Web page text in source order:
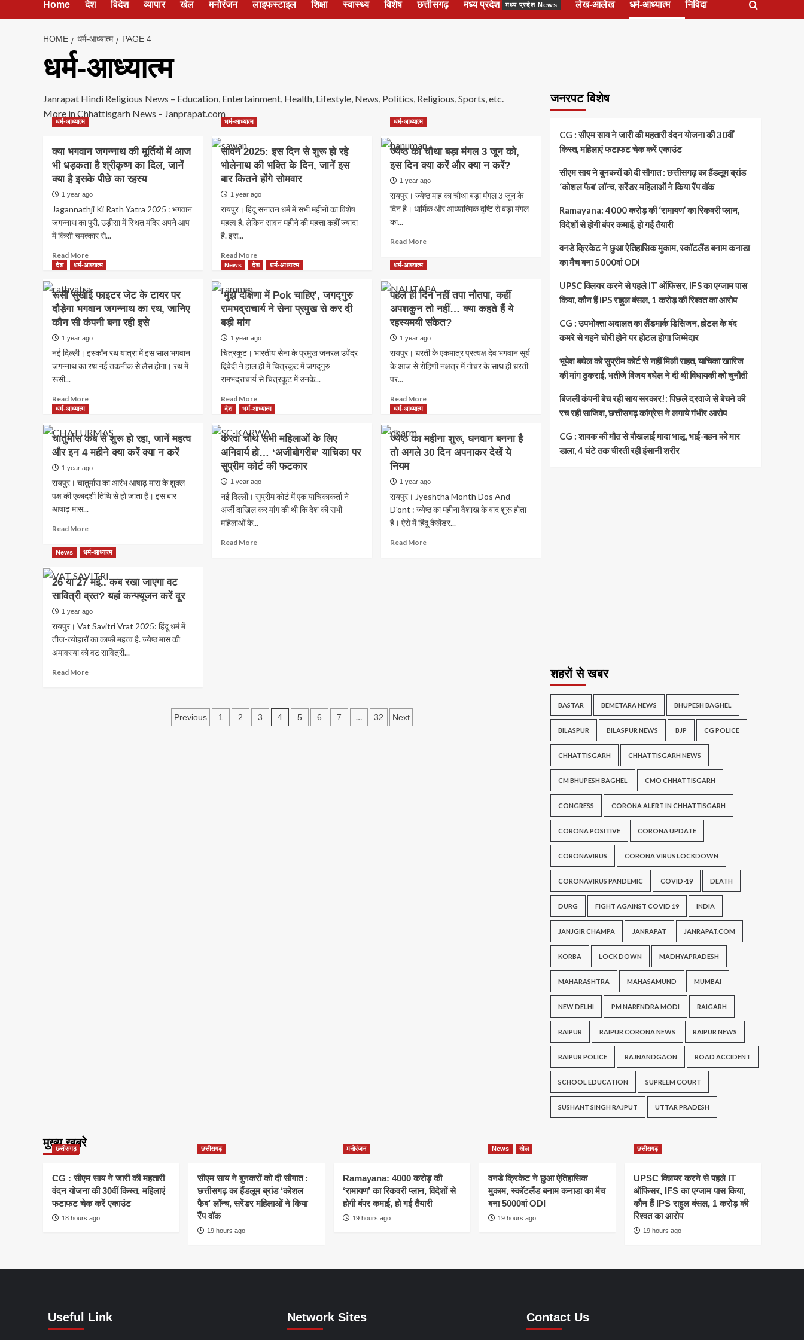
Home देश विदेश व्यापार खेल मनोरंजन लाइफस्टाइल शिक्षा स्वास्थ्य विशेष छत्तीसगढ़ मध्य प्रदेश मध्य प्रदेश News लेख-आलेख धर्म-आध्यात्म निविदा
HOME धर्म-आध्यात्म PAGE 4
धर्म-आध्यात्म
Janrapat Hindi Religious News – Education, Entertainment, Health, Lifestyle, News, Politics, Religious, Sports, etc.
More in Chhattisgarh News – Janprapat.com
धर्म-आध्यात्म
क्‍या भगवान जगन्‍नाथ की मूर्तियों में आज
भी धड़कता है श्रीकृष्‍ण का दिल, जानें
क्‍या है इसके पीछे का रहस्‍य
1 year ago
Jagannathji Ki Rath Yatra 2025 : भगवान
जगन्‍नाथ का पुरी, उड़ीसा में स्थित मंदिर अपने आप
में किसी चमत्‍कार से...
Read MoreRead
more
क्‍या
भगवान
जगन्‍नाथ
की
में
आज
भी
श्रीकृष्‍ण
का
जानें
क्‍या
इसके
पीछे
का
धर्म-आध्यात्म
सावन 2025: इस दिन से शुरू हो रहे
भोलेनाथ की भक्ति के दिन, जानें इस
बार कितने होंगे सोमवार
1 year ago
रायपुर। हिंदू सनातन धर्म में सभी महीनों का विशेष
महत्व है. लेकिन सावन महीने की महत्ता कहीं ज्यादा
है. इस...
Read MoreRead
more
सावन
2025:
इस
शुरू
हो
रहे
भोलेनाथ
भक्ति
के
जानें
इस
बार
कितने
होंगे
सोमवार
धर्म-आध्यात्म
ज्येष्ठ का चौथा बड़ा मंगल 3 जून को,
इस दिन क्या करें और क्या न करें?
1 year ago
रायपुर। ज्येष्ठ माह का चौथा बड़ा मंगल 3 जून के
दिन है। धार्मिक और आध्यात्मिक दृष्टि से बड़ा मंगल
का...
Read MoreRead
about
का
चौथा
बड़ा
मंगल
जून
को,
इस
करें
न
करें?
देश धर्म-आध्यात्म
रूसी सुखोई फाइटर जेट के टायर पर
दौड़ेगा भगवान जगन्नाथ का रथ, जानिए
कौन सी कंपनी बना रही इसे
1 year ago
नई दिल्ली। इस्कॉन रथ यात्रा में इस साल भगवान
जगन्नाथ का रथ नई तकनीक से लैस होगा। रथ में
रूसी...
Read MoreRead
रूसी
सुखोई
फाइटर
जेट
टायर
पर
दौड़ेगा
रथ,
कौन
सी
कंपनी
बना
रही
इसे
News देश धर्म-आध्यात्म
‘मुझे दक्षिणा में Pok चाहिए’, जगद्गुरु
रामभद्राचार्य ने सेना प्रमुख से कर दी
बड़ी मांग
1 year ago
चित्रकूट। भारतीय सेना के प्रमुख जनरल उपेंद्र
द्विवेदी ने हाल ही में चित्रकूट में जगद्गुरु
रामभद्राचार्य से चित्रकूट में उनके...
Read MoreRead
more
‘मुझे
दक्षिणा
में
Pok
जगद्गुरु
रामभद्राचार्य
ने
से
धर्म-आध्यात्म
पहले ही दिन नहीं तपा नौतपा, कहीं
अपशकुन तो नहीं… क्या कहते हैं ये
रहस्यमयी संकेत?
1 year ago
रायपुर। धरती के एकमात्र प्रत्यक्ष देव भगवान सूर्य
के आज से रोहिणी नक्षत्र में गोचर के साथ ही धरती
पर...
Read MoreRead
पहले
ही
दिन
नौतपा,
कहीं
अपशकुन
तो
क्या
धर्म-आध्यात्म
चातुर्मास कब से शुरू हो रहा, जानें महत्व
और इन 4 महीने क्या करें क्या न करें
1 year ago
रायपुर। चातुर्मास का आरंभ आषाढ़ मास के शुक्ल
पक्ष की एकादशी तिथि से हो जाता है। इस बार
आषाढ़ मास...
Read MoreRead
about
कब
से
शुरू
रहा,
जानें
महत्व
और
4
देश धर्म-आध्यात्म
करवा चौथ सभी महिलाओं के लिए
अनिवार्य हो… ‘अजीबोगरीब’ याचिका पर
सुप्रीम कोर्ट की फटकार
1 year ago
नई दिल्ली। सुप्रीम कोर्ट में एक याचिकाकर्ता ने
अर्जी दाखिल कर मांग की थी कि देश की सभी
महिलाओं के...
Read MoreRead
कोर्ट
की
धर्म-आध्यात्म
ज्येष्ठ का महीना शुरू, धनवान बनना है
तो अगले 30 दिन अपनाकर देखें ये
नियम
1 year ago
रायपुर। Jyeshtha Month Dos And
D'ont : ज्येष्ठ का महीना वैशाख के बाद शुरू होता
है। ऐसे में हिंदू कैलेंडर...
Read MoreRead
News धर्म-आध्यात्म
26 या 27 मई.. कब रखा जाएगा वट
सावित्री व्रत? यहां कन्फ्यूजन करें दूर
1 year ago
रायपुर। Vat Savitri Vrat 2025: हिंदू धर्म में
तीज-त्योहारों का काफी महत्व है. ज्येष्ठ मास की
अमावस्या को वट सावित्री...
Read MoreRead
Posts
Previous 1 2 3 4 5 6 7 … 32 Next
जनरपट विशेष
CG : सीएम साय ने जारी की महतारी वंदन योजना की 30वीं
किस्त, महिलाएं फटाफट चेक करें एकाउंट
सीएम साय ने बुनकरों को दी सौगात : छत्तीसगढ़ का हैंडलूम ब्रांड
‘कोशल फैब’ लॉन्च, सरेंडर महिलाओं ने किया रैंप वॉक
Ramayana: 4000 करोड़ की ‘रामायण’ का रिकवरी प्लान,
विदेशों से होगी बंपर कमाई, हो गई तैयारी
वनडे क्रिकेट ने छुआ ऐतिहासिक मुकाम, स्कॉटलैंड बनाम कनाडा
का मैच बना 5000वां ODI
UPSC क्लियर करने से पहले IT ऑफिसर, IFS का एग्जाम पास
किया, कौन हैं IPS राहुल बंसल, 1 करोड़ की रिश्वत का आरोप
CG : उपभोक्ता अदालत का लैंडमार्क डिसिजन, होटल के बंद
कमरे से गहने चोरी होने पर होटल होगा जिम्मेदार
भूपेश बघेल को सुप्रीम कोर्ट से नहीं मिली राहत, याचिका खारिज
की मांग ठुकराई, भतीजे विजय बघेल ने दी थी विधायकी को चुनौती
बिजली कंपनी बेच रही साय सरकार!: पिछले दरवाजे से बेचने की
रच रही साजिश, छत्तीसगढ़ कांग्रेस ने लगाये गंभीर आरोप
CG : शावक की मौत से बौखलाई मादा भालू, भाई-बहन को मार
डाला, 4 घंटे तक चीरती रही इंसानी शरीर
शहरों से खबर
BASTAR BEMETARA NEWS BHUPESH BAGHEL
BILASPUR BILASPUR NEWS BJP CG POLICE
CHHATTISGARH CHHATTISGARH NEWS
CM BHUPESH BAGHEL CMO CHHATTISGARH
CONGRESS CORONA ALERT IN CHHATTISGARH
CORONA POSITIVE CORONA UPDATE
CORONAVIRUS CORONA VIRUS LOCKDOWN
CORONAVIRUS PANDEMIC COVID-19 DEATH
DURG FIGHT AGAINST COVID 19 INDIA
JANJGIR CHAMPA JANRAPAT JANRAPAT.COM
KORBA LOCK DOWN MADHYAPRADESH
MAHARASHTRA MAHASAMUND MUMBAI
NEW DELHI PM NARENDRA MODI RAIGARH
RAIPUR RAIPUR CORONA NEWS RAIPUR NEWS
RAIPUR POLICE RAJNANDGAON ROAD ACCIDENT
SCHOOL EDUCATION SUPREEM COURT
SUSHANT SINGH RAJPUT UTTAR PRADESH
मुख्य खबरे
छत्तीसगढ़
CG : सीएम साय ने जारी की महतारी
वंदन योजना की 30वीं किस्त, महिलाएं
फटाफट चेक करें एकाउंट
18 hours ago
छत्तीसगढ़
सीएम साय ने बुनकरों को दी सौगात :
छत्तीसगढ़ का हैंडलूम ब्रांड ‘कोशल
फैब’ लॉन्च, सरेंडर महिलाओं ने किया
रैंप वॉक
19 hours ago
मनोरंजन
Ramayana: 4000 करोड़ की
‘रामायण’ का रिकवरी प्लान, विदेशों से
होगी बंपर कमाई, हो गई तैयारी
19 hours ago
News खेल
वनडे क्रिकेट ने छुआ ऐतिहासिक
मुकाम, स्कॉटलैंड बनाम कनाडा का मैच
बना 5000वां ODI
19 hours ago
छत्तीसगढ़
UPSC क्लियर करने से पहले IT
ऑफिसर, IFS का एग्जाम पास किया,
कौन हैं IPS राहुल बंसल, 1 करोड़ की
रिश्वत का आरोप
19 hours ago
Useful Link Network Sites Contact Us